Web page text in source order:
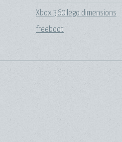
Xbox 360 lego dimensions
freeboot